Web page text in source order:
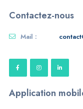
Contactez-nous
Mail :
Application